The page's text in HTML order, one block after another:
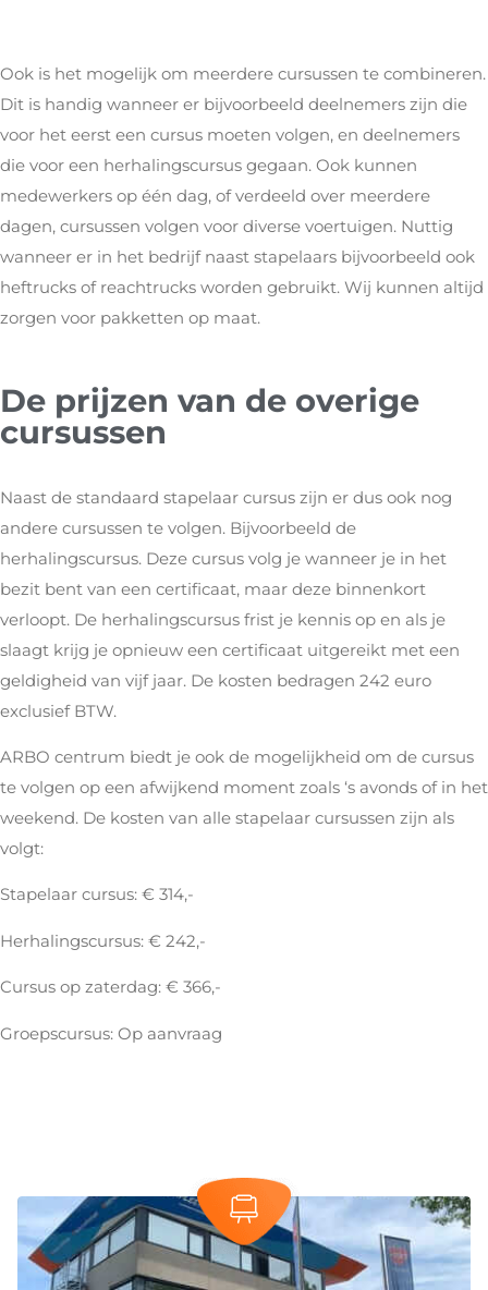
Ook is het mogelijk om meerdere cursussen te combineren.
Dit is handig wanneer er bijvoorbeeld deelnemers zijn die
voor het eerst een cursus moeten volgen, en deelnemers
die voor een herhalingscursus gegaan. Ook kunnen
medewerkers op één dag, of verdeeld over meerdere
dagen, cursussen volgen voor diverse voertuigen. Nuttig
wanneer er in het bedrijf naast stapelaars bijvoorbeeld ook
heftrucks of reachtrucks worden gebruikt. Wij kunnen altijd
zorgen voor pakketten op maat.
De prijzen van de overige
cursussen
Naast de standaard stapelaar cursus zijn er dus ook nog
andere cursussen te volgen. Bijvoorbeeld de
herhalingscursus. Deze cursus volg je wanneer je in het
bezit bent van een certificaat, maar deze binnenkort
verloopt. De herhalingscursus frist je kennis op en als je
slaagt krijg je opnieuw een certificaat uitgereikt met een
geldigheid van vijf jaar. De kosten bedragen 242 euro
exclusief BTW.
ARBO centrum biedt je ook de mogelijkheid om de cursus
te volgen op een afwijkend moment zoals ‘s avonds of in het
weekend. De kosten van alle stapelaar cursussen zijn als
volgt:
Stapelaar cursus: € 314,-
Herhalingscursus: € 242,-
Cursus op zaterdag: € 366,-
Groepscursus: Op aanvraag